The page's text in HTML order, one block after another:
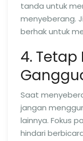
tanda untuk
menyeberang.
berhak untuk
4. Tetap
Saat
jangan
lainnya. Fokus
hindari